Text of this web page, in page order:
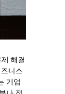
해결
니스
기업